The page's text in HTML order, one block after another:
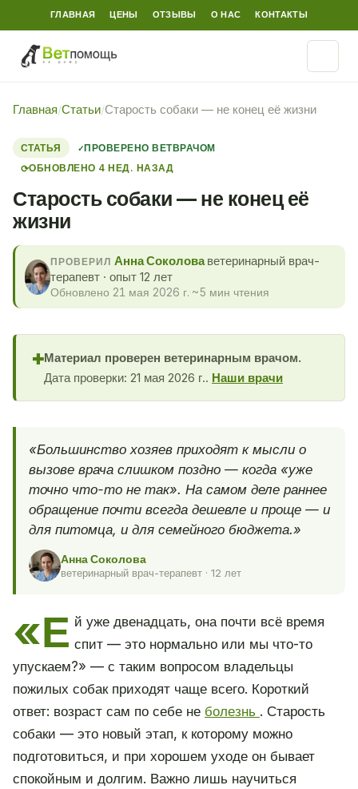
ГЛАВНАЯ ЦЕНЫ ОТЗЫВЫ О НАС КОНТАКТЫ
Главная/Статьи/Старость собаки — не конец её жизни
СТАТЬЯ
ПРОВЕРЕНО ВЕТВРАЧОМ
⟳ОБНОВЛЕНО 4 НЕД. НАЗАД
Старость собаки — не конец её
жизни
ПРОВЕРИЛ Анна Соколоваветеринарный врач-
терапевт · опыт 12 лет
Обновлено 21 мая 2026 г. ~5 мин чтения
✚Материал проверен ветеринарным врачом.
Дата проверки: 21 мая 2026 г.. Наши врачи
«Большинство хозяев приходят к мысли о
вызове врача слишком поздно — когда «уже
точно что-то не так». На самом деле раннее
обращение почти всегда дешевле и проще — и
для питомца, и для семейного бюджета.»
Анна Соколова
ветеринарный врач-терапевт · 12 лет
«Е й уже двенадцать, она почти всё время
спит — это нормально или мы что-то
упускаем?» — с таким вопросом владельцы
пожилых собак приходят чаще всего. Короткий
ответ: возраст сам по себе не болезнь . Старость
собаки — это новый этап, к которому можно
подготовиться, и при хорошем уходе он бывает
спокойным и долгим. Важно лишь научиться